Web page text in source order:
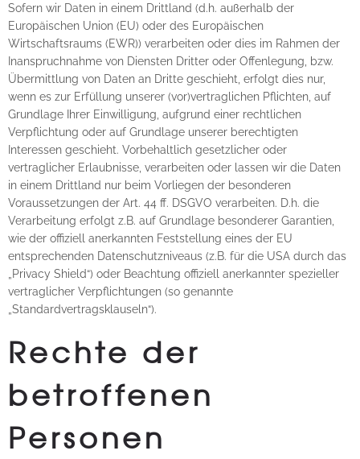
Sofern wir Daten in einem Drittland (d.h. außerhalb der
Europäischen Union (EU) oder des Europäischen
Wirtschaftsraums (EWR)) verarbeiten oder dies im Rahmen der
Inanspruchnahme von Diensten Dritter oder Offenlegung, bzw.
Übermittlung von Daten an Dritte geschieht, erfolgt dies nur,
wenn es zur Erfüllung unserer (vor)vertraglichen Pflichten, auf
Grundlage Ihrer Einwilligung, aufgrund einer rechtlichen
Verpflichtung oder auf Grundlage unserer berechtigten
Interessen geschieht. Vorbehaltlich gesetzlicher oder
vertraglicher Erlaubnisse, verarbeiten oder lassen wir die Daten
in einem Drittland nur beim Vorliegen der besonderen
Voraussetzungen der Art. 44 ff. DSGVO verarbeiten. D.h. die
Verarbeitung erfolgt z.B. auf Grundlage besonderer Garantien,
wie der offiziell anerkannten Feststellung eines der EU
entsprechenden Datenschutzniveaus (z.B. für die USA durch das
„Privacy Shield“) oder Beachtung offiziell anerkannter spezieller
vertraglicher Verpflichtungen (so genannte
„Standardvertragsklauseln“).
Rechte der
betroffenen
Personen